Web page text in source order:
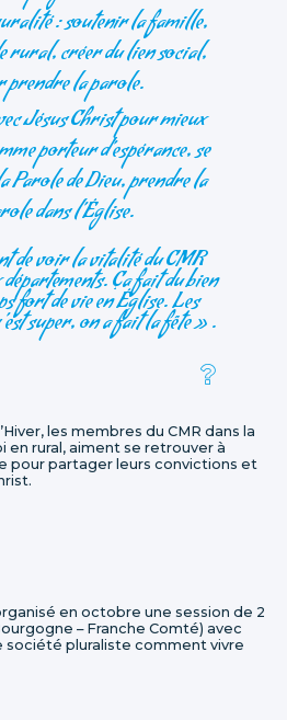
: soutenir la famille,
rural, créer du lien social,
prendre la parole.
Jésus Christ pour mieux
porteur d’espérance, se
de Dieu, prendre la
dans l’Église.
de voir la vitalité du CMR
Ça fait du bien
fort de vie en Église. Les
super, on a fait la fête » .
les membres du CMR dans la
en rural, aiment se retrouver à
pour partager leurs convictions et
en octobre une session de 2
– Franche Comté) avec
société pluraliste comment vivre